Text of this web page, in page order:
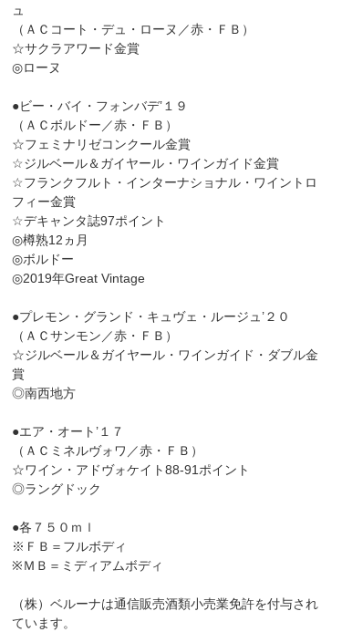
ュ
（ＡＣコート・デュ・ローヌ／赤・ＦＢ）
☆サクラアワード金賞
◎ローヌ
●ビー・バイ・フォンバデ’１９
（ＡＣボルドー／赤・ＦＢ）
☆フェミナリゼコンクール金賞
☆ジルベール＆ガイヤール・ワインガイド金賞
☆フランクフルト・インターナショナル・ワイントロ
フィー金賞
☆デキャンタ誌97ポイント
◎樽熟12ヵ月
◎ボルドー
◎2019年Great Vintage
●プレモン・グランド・キュヴェ・ルージュ’２０
（ＡＣサンモン／赤・ＦＢ）
☆ジルベール＆ガイヤール・ワインガイド・ダブル金
賞
◎南西地方
●エア・オート’１７
（ＡＣミネルヴォワ／赤・ＦＢ）
☆ワイン・アドヴォケイト88-91ポイント
◎ラングドック
●各７５０ｍｌ
※ＦＢ＝フルボディ
※ＭＢ＝ミディアムボディ
（株）ベルーナは通信販売酒類小売業免許を付与され
ています。